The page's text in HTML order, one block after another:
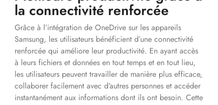
la connectivité renforcée
Grâce à l’intégration de OneDrive sur les appareils
Samsung, les utilisateurs bénéficient d’une connectivité
renforcée qui améliore leur productivité. En ayant accès
à leurs fichiers et données en tout temps et en tout lieu,
les utilisateurs peuvent travailler de manière plus efficace,
collaborer facilement avec d’autres personnes et accéder
instantanément aux informations dont ils ont besoin. Cette